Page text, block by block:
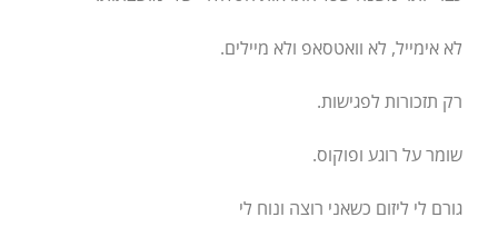
לא אימייל, לא וואטסאפ ולא מיילים.
רק תזכורות לפגישות.
שומר על רוגע ופוקוס.
גורם לי ליזום כשאני רוצה ונוח לי